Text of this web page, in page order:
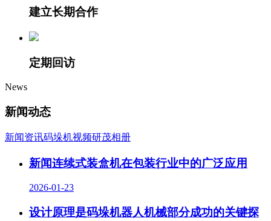
建立长期合作
定期回访
News
新闻动态
新闻资讯码垛机视频研茂相册
新闻连续式装盒机在包装行业中的广泛应用
2026-01-23
设计原理是码垛机器人机械部分成功的关键探